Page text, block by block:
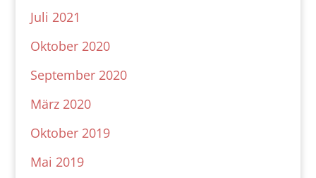
Juli 2021
Oktober 2020
September 2020
März 2020
Oktober 2019
Mai 2019